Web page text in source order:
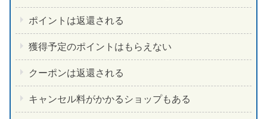
ポイントは返還される
獲得予定のポイントはもらえない
クーポンは返還される
キャンセル料がかかるショップもある